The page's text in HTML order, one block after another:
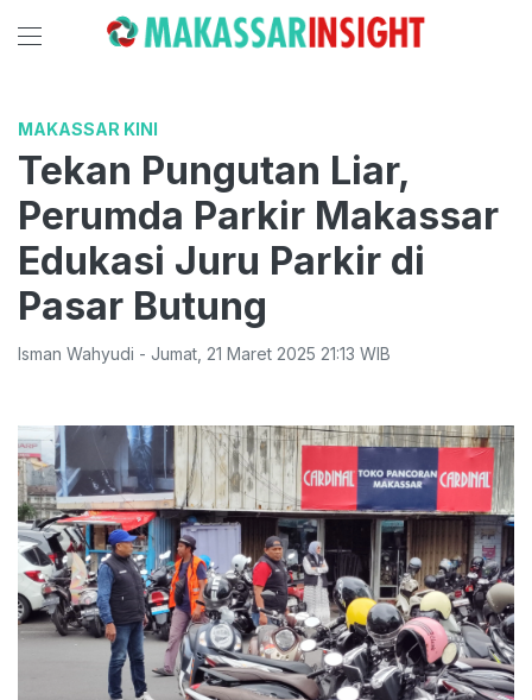
MAKASSAR KINI
Tekan Pungutan Liar,
Perumda Parkir Makassar
Edukasi Juru Parkir di
Pasar Butung
Isman Wahyudi - Jumat 21 Maret 2025 21:13 WIB